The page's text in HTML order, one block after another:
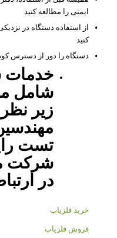
ایمنی را مطالعه کنید
از استفاده دستگاه در
کنید
دستگاه را دور از دسترس
خدمات
شامل
زیر
تست
شرکت
در
خرید فلزیاب
فروش فلزیاب